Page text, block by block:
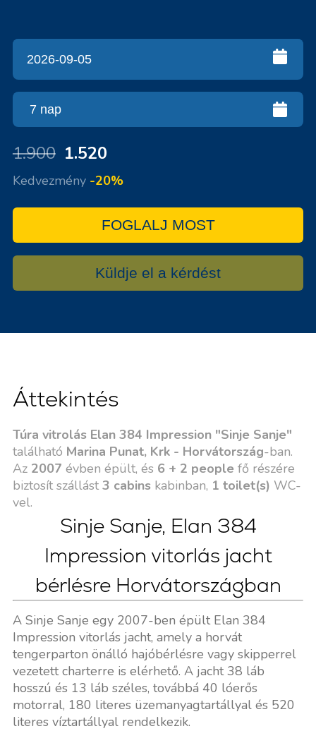
1.900 1.520
Kedvezmény -20%
FOGLALJ MOST
Küldje el a kérdést
Áttekintés
Túra vitrolás Elan 384 Impression "Sinje Sanje"
található Marina Punat, Krk - Horvátország-ban.
Az 2007 évben épült, és 6 + 2 people fő részére
biztosít szállást 3 cabinskabinban, 1 toilet(s) WC-
vel.
Sinje Sanje, Elan 384
Impression vitorlás jacht
bérlésre Horvátországban
A Sinje Sanje egy 2007-ben épült Elan 384
Impression vitorlás jacht, amely a horvát
tengerparton önálló hajóbérlésre vagy skipperrel
vezetett charterre is elérhető. A jacht 38 láb
hosszú és 13 láb széles, továbbá 40 lóerős
motorral, 180 literes üzemanyagtartállyal és 520
literes víztartállyal rendelkezik.